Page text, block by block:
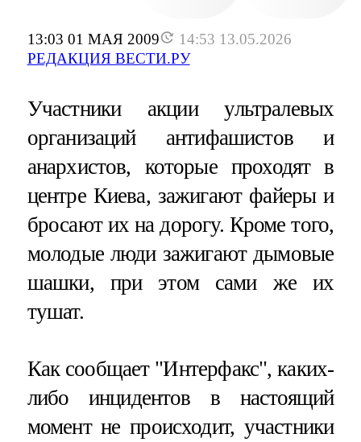
13:03 01 МАЯ 2009
14:53 13.05.2026
РЕДАКЦИЯ ВЕСТИ.РУ
Участники акции ультралевых
организаций антифашистов и
анархистов, которые проходят в
центре Киева, зажигают файеры и
бросают их на дорогу. Кроме того,
молодые люди зажигают дымовые
шашки, при этом сами же их
тушат.
Как сообщает "Интерфакс", каких-
либо инцидентов в настоящий
момент не происходит, участники